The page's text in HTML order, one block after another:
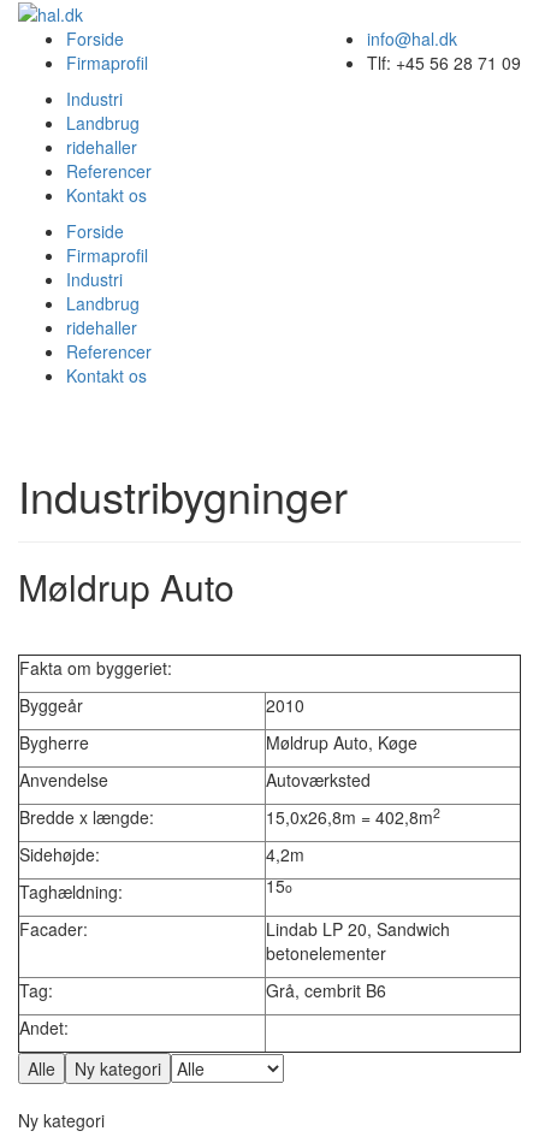
info@hal.dk
Tlf: +45 56 28 71 09
Forside
Firmaprofil
Industri
Landbrug
ridehaller
Referencer
Kontakt os
Forside
Firmaprofil
Industri
Landbrug
ridehaller
Referencer
Kontakt os
Industribygninger
Møldrup Auto
Fakta om byggeriet:
Byggeår
2010
Bygherre
Møldrup Auto, Køge
Anvendelse
Autoværksted
Bredde x længde:
15,0x26,8m = 402,8m2
Sidehøjde:
4,2m
Taghældning:
15o
Facader:
Lindab LP 20, Sandwich
betonelementer
Tag:
Grå, cembrit B6
Andet:
Ny kategori